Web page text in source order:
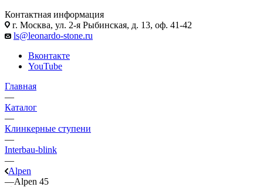
Контактная информация
г. Москва, ул. 2-я Рыбинская, д. 13, оф. 41-42
ls@leonardo-stone.ru
Вконтакте
YouTube
Главная
—
Каталог
—
Клинкерные ступени
—
Interbau-blink
—
Alpen
—Alpen 45